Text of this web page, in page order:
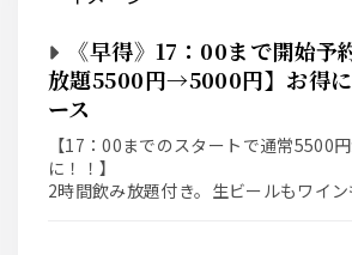
《早得》17：00まで開始予
放題5500円→5000円】お得
ース
【17：00までのスタートで通常5500
に！！】
2時間飲み放題付き。生ビールもワイ